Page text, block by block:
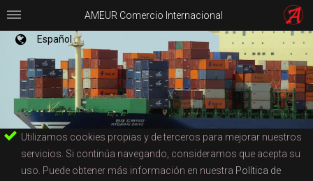
Español
Utilizamos cookies propias y de terceros para mejorar nuestros
servicios. Si continúa navegando, consideramos que acepta su
uso. Puede obtener más información en nuestra Política de
AMEUR Comercio Internacional